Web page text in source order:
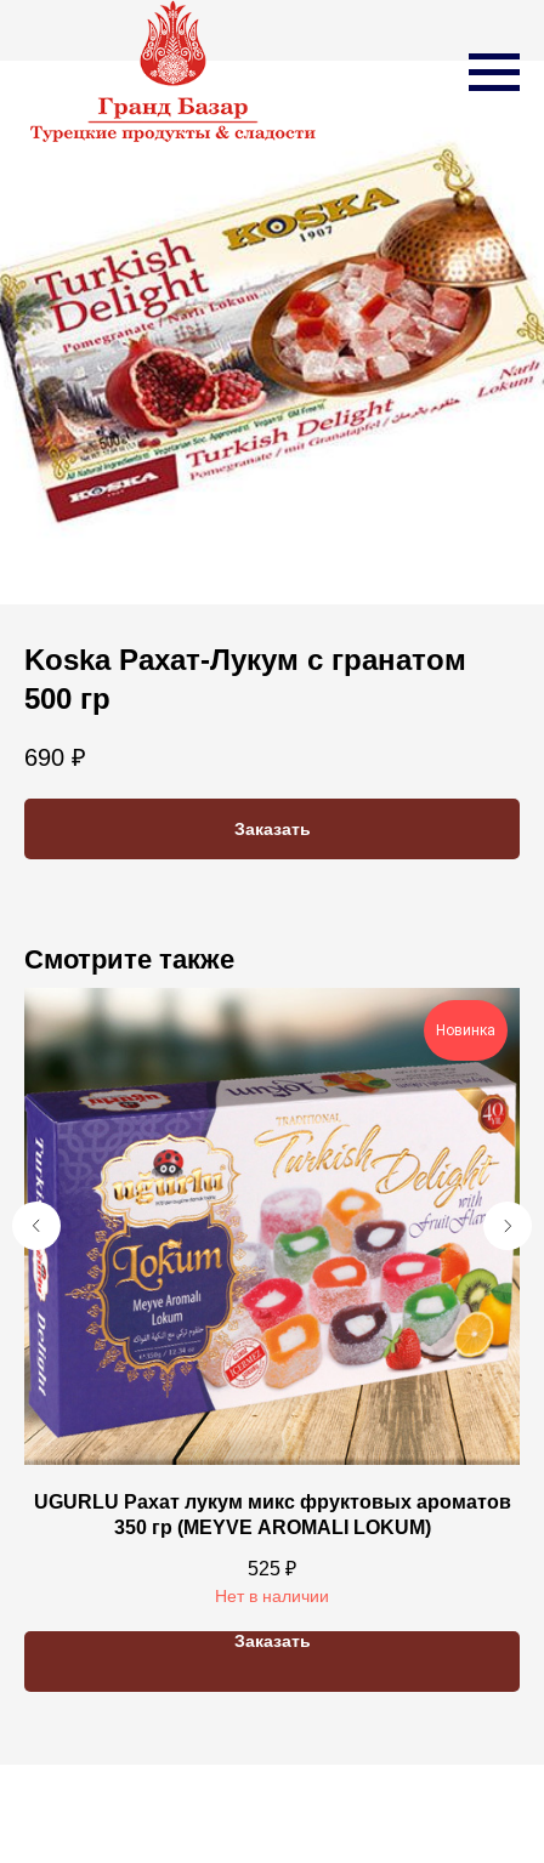
Koska Рахат-Лукум с гранатом
500 гр
690 ₽
Заказать
Смотрите также
Новинка
UGURLU Рахат лукум микс фруктовых ароматов
350 гр (MEYVE AROMALI LOKUM)
525 ₽
Нет в наличии
Заказать